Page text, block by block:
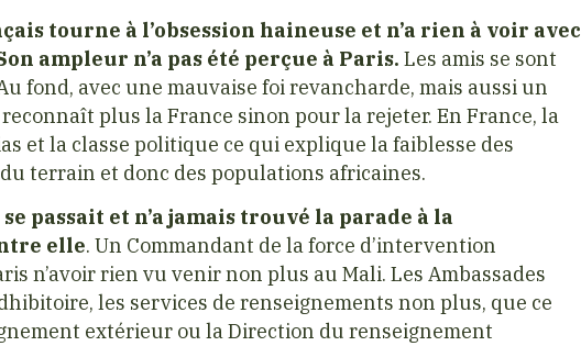
tourne à l’obsession haineuse et n’a rien à voir avec
ampleur n’a pas été perçue à Paris. Les amis se sont
fond, avec une mauvaise foi revancharde, mais aussi un
plus la France sinon pour la rejeter. En France, la
et la classe politique ce qui explique la faiblesse des
terrain et donc des populations africaines.
passait et n’a jamais trouvé la parade à la
elle. Un Commandant de la force d’intervention
n’avoir rien vu venir non plus au Mali. Les Ambassades
les services de renseignements non plus, que ce
extérieur ou la Direction du renseignement